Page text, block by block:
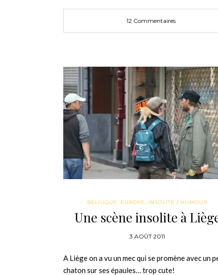
12 Commentaires
BELGIQUE, EUROPE, INSOLITE / HUMOUR
Une scène insolite à
3 AOÛT 2011
A Liège on a vu un mec qui se promène avec un
chaton sur ses épaules… trop cute!